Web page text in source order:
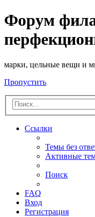
Форум
марки, цельные вещи и
Пропустить
Ссылки
Темы без
Активные
Поиск
FAQ
Вход
Регистрация